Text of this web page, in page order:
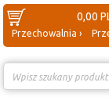
0,00
Przechowalnia ›